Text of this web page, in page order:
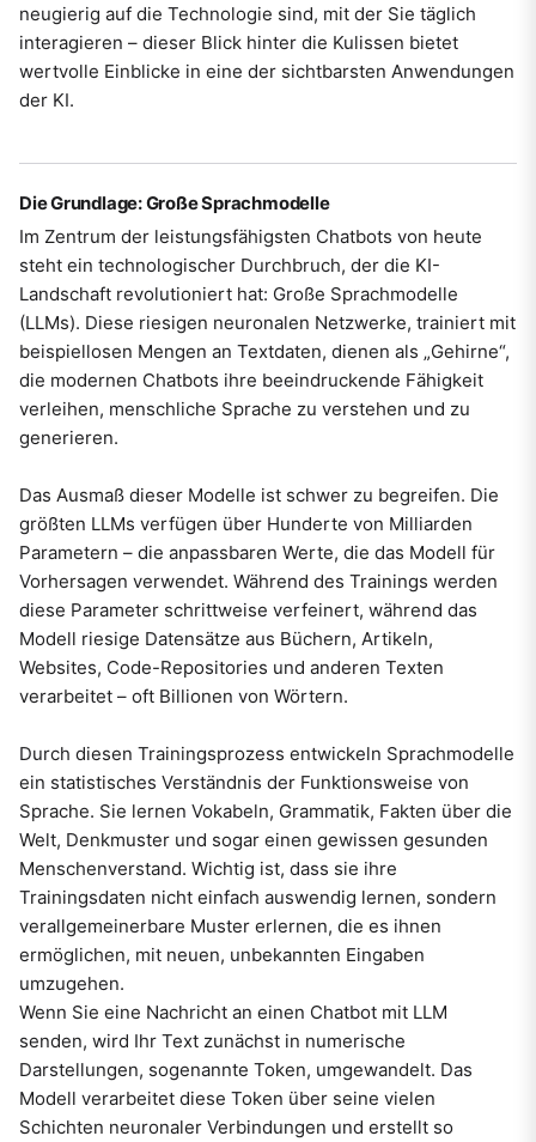
neugierig auf die Technologie sind, mit der Sie täglich
interagieren – dieser Blick hinter die Kulissen bietet
wertvolle Einblicke in eine der sichtbarsten Anwendungen
der KI.
Die Grundlage: Große Sprachmodelle
Im Zentrum der leistungsfähigsten Chatbots von heute
steht ein technologischer Durchbruch, der die KI-
Landschaft revolutioniert hat: Große Sprachmodelle
(LLMs). Diese riesigen neuronalen Netzwerke, trainiert mit
beispiellosen Mengen an Textdaten, dienen als „Gehirne“,
die modernen Chatbots ihre beeindruckende Fähigkeit
verleihen, menschliche Sprache zu verstehen und zu
generieren.
Das Ausmaß dieser Modelle ist schwer zu begreifen. Die
größten LLMs verfügen über Hunderte von Milliarden
Parametern – die anpassbaren Werte, die das Modell für
Vorhersagen verwendet. Während des Trainings werden
diese Parameter schrittweise verfeinert, während das
Modell riesige Datensätze aus Büchern, Artikeln,
Websites, Code-Repositories und anderen Texten
verarbeitet – oft Billionen von Wörtern.
Durch diesen Trainingsprozess entwickeln Sprachmodelle
ein statistisches Verständnis der Funktionsweise von
Sprache. Sie lernen Vokabeln, Grammatik, Fakten über die
Welt, Denkmuster und sogar einen gewissen gesunden
Menschenverstand. Wichtig ist, dass sie ihre
Trainingsdaten nicht einfach auswendig lernen, sondern
verallgemeinerbare Muster erlernen, die es ihnen
ermöglichen, mit neuen, unbekannten Eingaben
umzugehen.
Wenn Sie eine Nachricht an einen Chatbot mit LLM
senden, wird Ihr Text zunächst in numerische
Darstellungen, sogenannte Token, umgewandelt. Das
Modell verarbeitet diese Token über seine vielen
Schichten neuronaler Verbindungen und erstellt so